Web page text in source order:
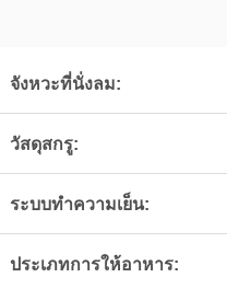
จังหวะที่นั่งลม:
วัสดุสกรู:
ระบบทำความเย็น:
ประเภทการให้อาหาร: